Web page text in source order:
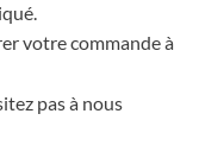
votre commande à
pas à nous